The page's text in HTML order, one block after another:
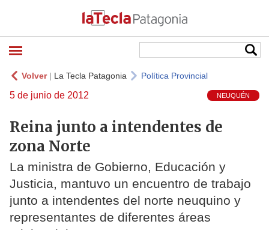
Volver| La Tecla Patagonia Política Provincial
5 de junio de 2012 NEUQUÉN
Reina junto a intendentes de
zona Norte
La ministra de Gobierno, Educación y
Justicia, mantuvo un encuentro de trabajo
junto a intendentes del norte neuquino y
representantes de diferentes áreas